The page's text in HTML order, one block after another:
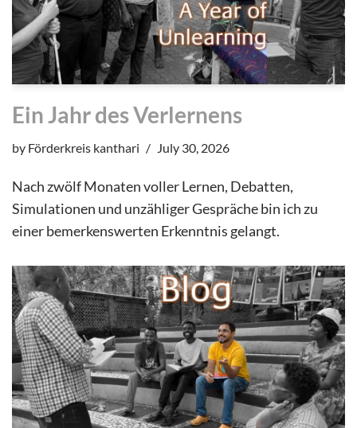
Ein Jahr des Verlernens
by Förderkreis kanthari July 30, 2026
Nach zwölf Monaten voller Lernen, Debatten,
Simulationen und unzähliger Gespräche bin ich zu
einer bemerkenswerten Erkenntnis gelangt.